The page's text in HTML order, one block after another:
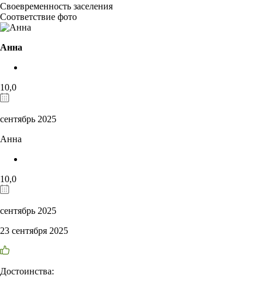
Своевременность заселения
Соответствие фото
Анна
10,0
сентябрь 2025
Анна
10,0
сентябрь 2025
23 сентября 2025
Достоинства: